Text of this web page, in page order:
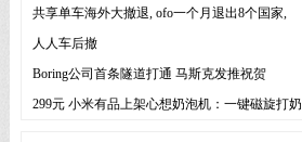
共享单车海外大撤退, ofo一个月退出8个国家,
人人车后撤
Boring公司首条隧道打通 马斯克发推祝贺
299元 小米有品上架心想奶泡机：一键磁旋打奶